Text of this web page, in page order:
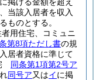
当該入居者を収入
ものとする。
用住宅、コミュニ
第8項ただし書の規
居者資格に準じて
同条第1項第2号ア
同号ア又はイに掲